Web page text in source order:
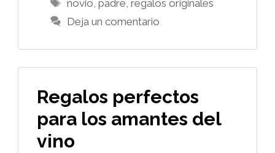
novio,padre,regalos originales
Deja un comentario
Regalos perfectos
para los amantes del
vino